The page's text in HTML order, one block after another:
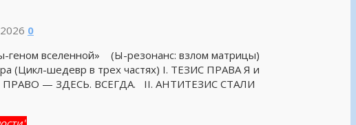
0
геном вселенной» (Ы-резонанс: взлом матрицы)
(Цикл-шедевр в трех частях) I. ТЕЗИС ПРАВА Я и
— ЗДЕСЬ. ВСЕГДА. II. АНТИТЕЗИС СТАЛИ